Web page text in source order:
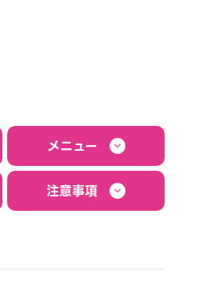
メニュー
注意事項